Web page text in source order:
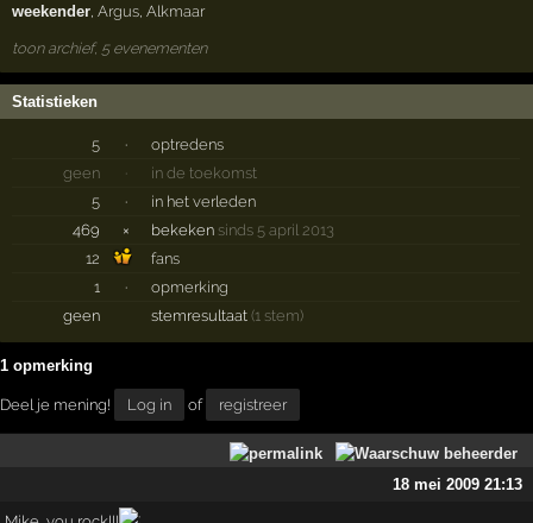
weekender ,Argus ,Alkmaar
toon archief, 5 evenementen
Statistieken
5 ·
optredens
geen
·
in de toekomst
5
·
in het verleden
469
× bekeken sinds 5 april 2013
12
fans
1
·
opmerking
geen
stemresultaat(1 stem)
1 opmerking
Deel je mening! Log in of registreer
18 mei 2009 21:13